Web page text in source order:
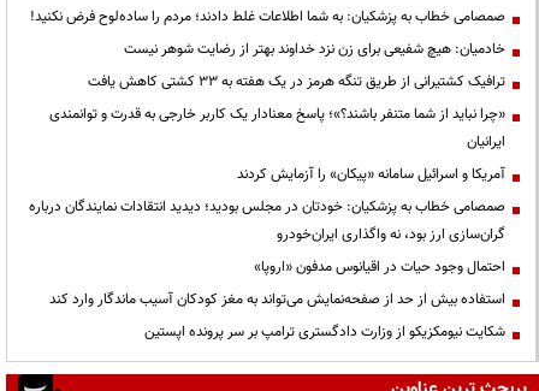
صمصامی خطاب به پزشکیان: به شما اطلاعات غلط دادند؛ مردم را ساده‌لوح فرض نکنید!
خادمیان: هیچ شفیعی برای زن نزد خداوند بهتر از رضایت شوهر نیست
ترافیک کشتیرانی از طریق تنگه هرمز در یک هفته به ۳۳ کشتی کاهش یافت
«چرا نباید از شما متنفر باشند؟»؛ پاسخ معنادار یک کاربر خارجی به قدرت و توانمندی
ایرانیان
آمریکا و اسرائیل سامانه «پیکان» را آزمایش کردند
صمصامی خطاب به پزشکیان: خودتان در مجلس بودید؛ دیدید انتقادات نمایندگان درباره
گران‌سازی ارز بود، نه واگذاری ایران‌خودرو
احتمال وجود حیات در اقیانوس مدفون «اروپا»
استفاده بیش از حد از صفحه‌نمایش می‌تواند به مغز کودکان آسیب ماندگار وارد کند
شکایت نیومکزیکو از وزارت دادگستری ترامپ بر سر پرونده اپستین